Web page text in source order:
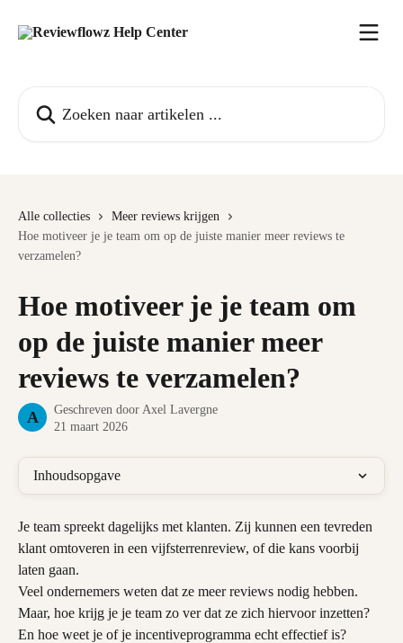
Alle collecties
Meer reviews krijgen
Hoe motiveer je je team om op de juiste manier meer reviews te
verzamelen?
Hoe motiveer je je team om
op de juiste manier meer
reviews te verzamelen?
A Geschreven door Axel Lavergne
21 maart 2026
Inhoudsopgave
Je team spreekt dagelijks met klanten. Zij kunnen een tevreden
klant omtoveren in een vijfsterrenreview, of die kans voorbij
laten gaan.
Veel ondernemers weten dat ze meer reviews nodig hebben.
Maar, hoe krijg je je team zo ver dat ze zich hiervoor inzetten?
En hoe weet je of je incentiveprogramma echt effectief is?